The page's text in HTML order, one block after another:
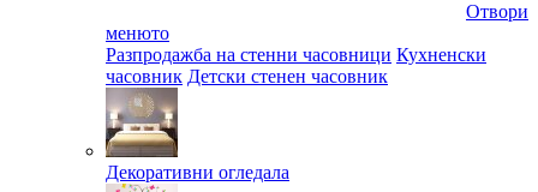
Отвори
менюто
Разпродажба на стенни часовници Кухненски
часовник Детски стенен часовник
Декоративни огледала